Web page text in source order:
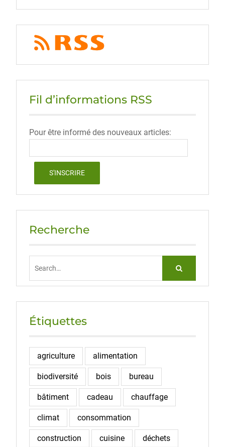
Fil d’informations RSS
Pour être informé des nouveaux articles:
Recherche
Étiquettes
agriculture alimentation
biodiversité bois bureau
bâtiment cadeau chauffage
climat consommation
construction cuisine déchets